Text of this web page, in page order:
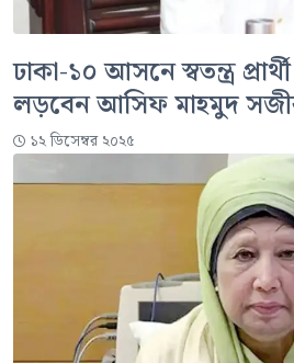
ঢাকা-১০ আসনে স্বতন্ত্র
লড়বেন আসিফ মাহমুদ
১২ ডিসেম্বর ২০২৫